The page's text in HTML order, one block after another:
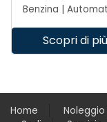
Benzina |
Scopri di più
Home Noleggio